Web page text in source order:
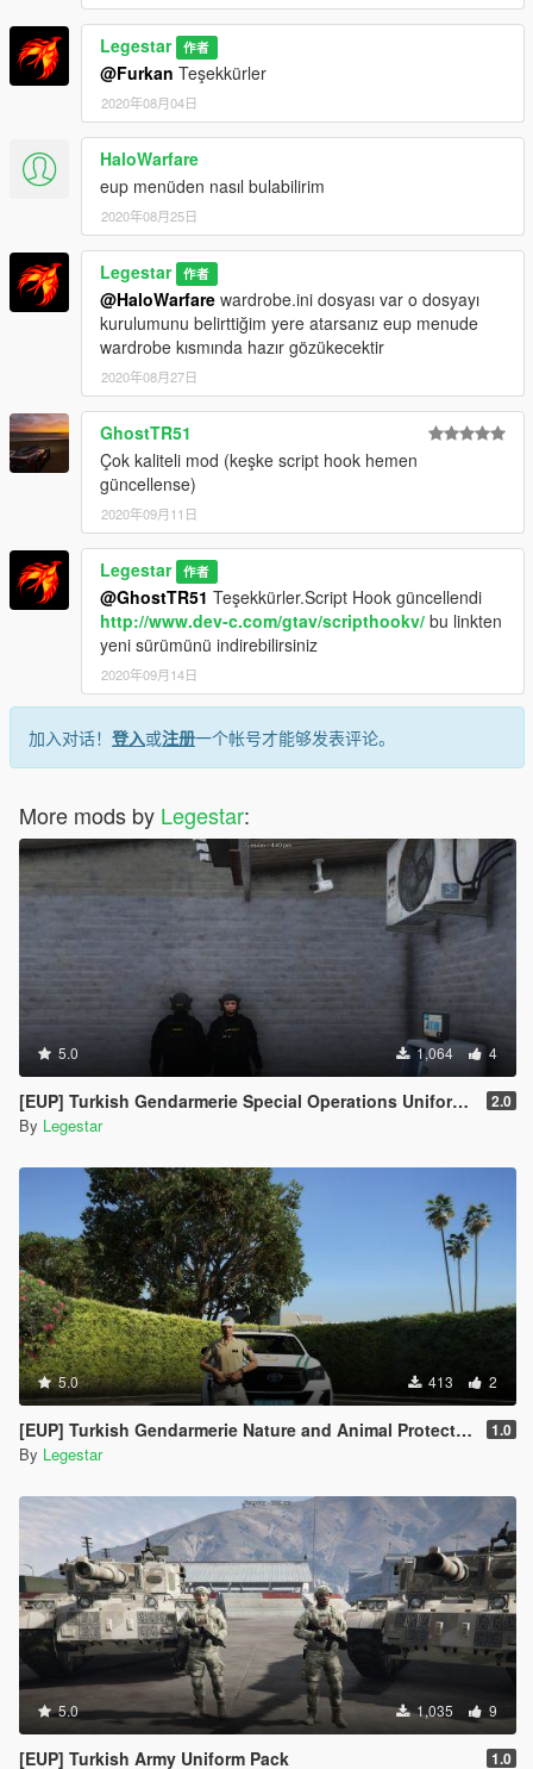
Legestar 作者
@Furkan Teşekkürler
2020年08月04日
HaloWarfare
eup menüden nasıl bulabilirim
2020年08月25日
Legestar 作者
@HaloWarfare wardrobe.ini dosyası var o dosyayı
kurulumunu belirttiğim yere atarsanız eup menude
wardrobe kısmında hazır gözükecektir
2020年08月27日
GhostTR51
Çok kaliteli mod (keşke script hook hemen
güncellense)
2020年09月11日
Legestar 作者
@GhostTR51 Teşekkürler.Script Hook güncellendi
http://www.dev-c.com/gtav/scripthookv/ bu linkten
yeni sürümünü indirebilirsiniz
2020年09月14日
加入对话！ 登入或注册一个帐号才能够发表评论。
More mods by Legestar:
5.0 1,064 4
[EUP] Turkish Gendarmerie Special Operations Uniform Pack 2.0
By Legestar
5.0 413 2
[EUP] Turkish Gendarmerie Nature and Animal Protection Team 1.0
By Legestar
5.0 1,035 9
[EUP] Turkish Army Uniform Pack 1.0